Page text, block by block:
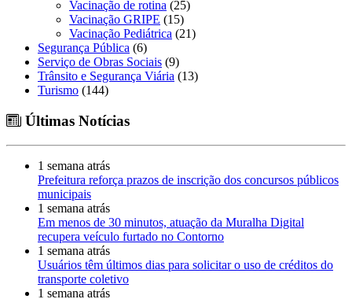
Vacinação de rotina (25)
Vacinação GRIPE (15)
Vacinação Pediátrica (21)
Segurança Pública (6)
Serviço de Obras Sociais (9)
Trânsito e Segurança Viária (13)
Turismo (144)
Últimas Notícias
1 semana atrás
Prefeitura reforça prazos de inscrição dos concursos públicos
municipais
1 semana atrás
Em menos de 30 minutos, atuação da Muralha Digital
recupera veículo furtado no Contorno
1 semana atrás
Usuários têm últimos dias para solicitar o uso de créditos do
transporte coletivo
1 semana atrás